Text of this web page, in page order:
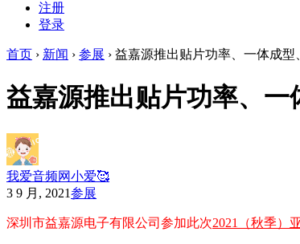
注册
登录
首页 › 新闻 › 参展 › 益嘉源推出贴片功率、一体成
益嘉源推出贴片功率、
我爱音频网小爱🥰
3 9 月, 2021参展
深圳市益嘉源电子有限公司参加此次2021（秋季）